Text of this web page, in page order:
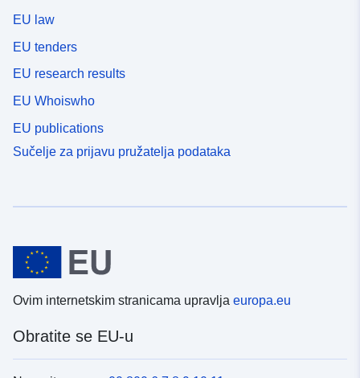
EU law
EU tenders
EU research results
EU Whoiswho
EU publications
Sučelje za prijavu pružatelja podataka
Ovim internetskim stranicama upravlja europa.eu
Obratite se EU-u